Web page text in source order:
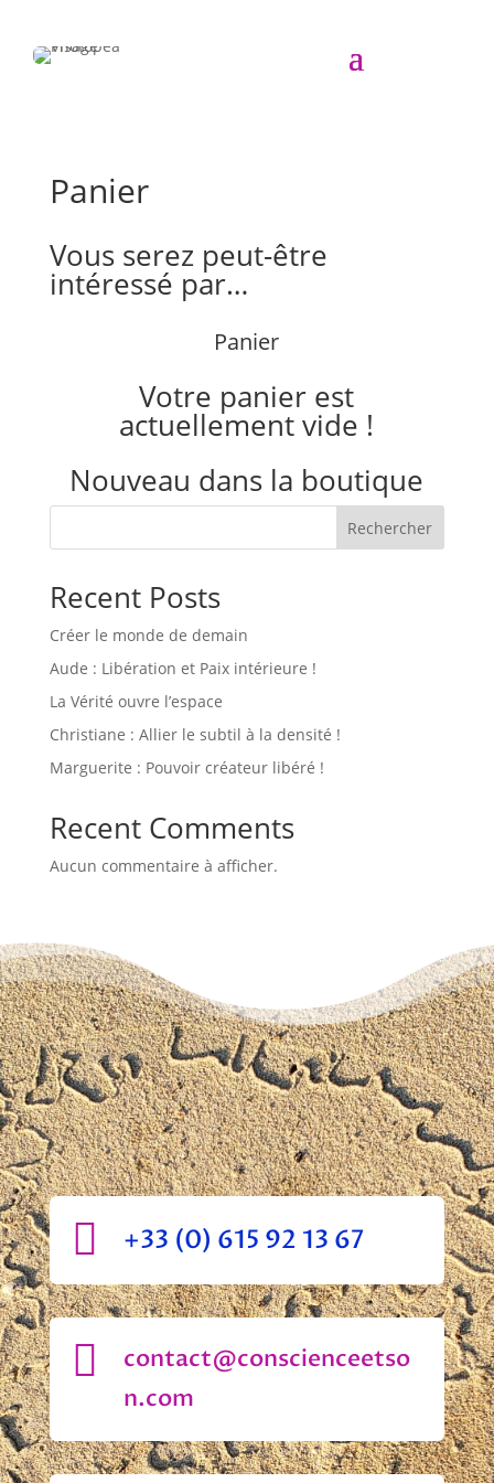
Panier
Vous serez peut-être
intéressé par…
Panier
Votre panier est
actuellement vide !
Nouveau dans la boutique
Rechercher
Recent Posts
Créer le monde de demain
Aude : Libération et Paix intérieure !
La Vérité ouvre l’espace
Christiane : Allier le subtil à la densité !
Marguerite : Pouvoir créateur libéré !
Recent Comments
Aucun commentaire à afficher.
 +33 (0) 615 92 13 67

contact@conscienceetso
n.com